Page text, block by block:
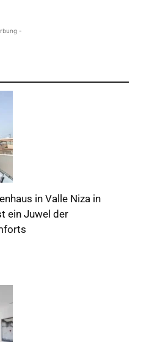
-
in Valle Niza in
ein Juwel der